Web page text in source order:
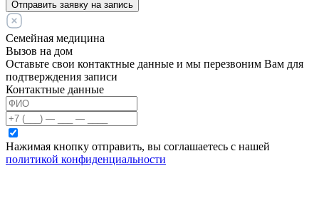
Отправить заявку на запись
Семейная медицина
Вызов на дом
Оставьте свои контактные данные и мы перезвоним Вам для
подтверждения записи
Контактные данные
Нажимая кнопку отправить, вы соглашаетесь с нашей
политикой конфиденциальности